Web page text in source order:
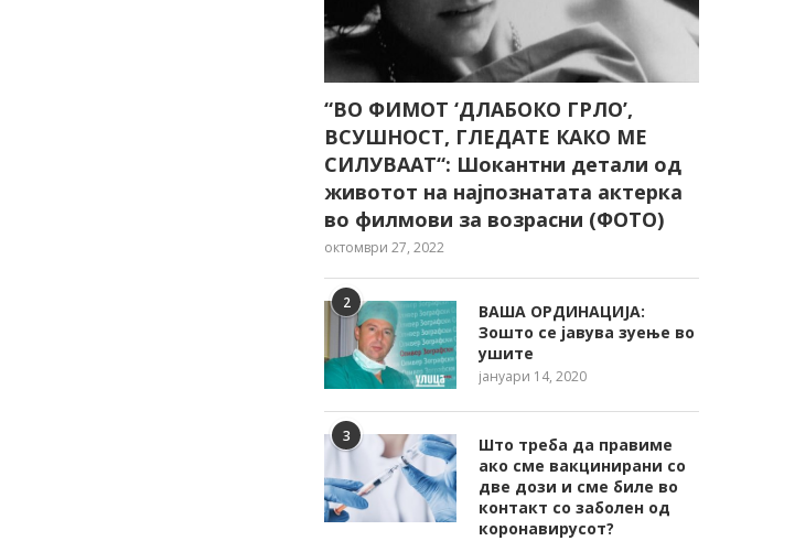
“ВО ФИМОТ ‘ДЛАБОКО ГРЛО’,
ВСУШНОСТ, ГЛЕДАТЕ КАКО МЕ
СИЛУВААТ“: Шокантни детали од
животот на најпознатата актерка
во филмови за возрасни (ФОТО)
октомври 27, 2022
2
ВАША ОРДИНАЦИЈА:
Зошто се јавува зуење во
ушите
јануари 14, 2020
3
Што треба да правиме
ако сме вакцинирани со
две дози и сме биле во
контакт со заболен од
коронавирусот?